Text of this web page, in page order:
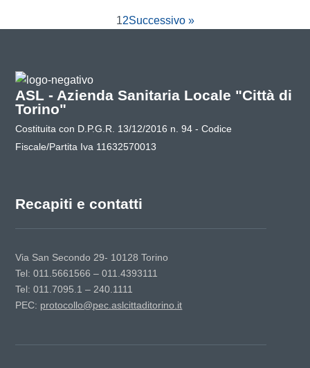
12Successivo »
ASL - Azienda Sanitaria Locale "Città di
Torino"
Costituita con D.P.G.R. 13/12/2016 n. 94 - Codice
Fiscale/Partita Iva 11632570013
Recapiti e contatti
Via San Secondo 29- 10128 Torino
Tel: 011.5661566 – 011.4393111
Tel: 011.7095.1 – 240.1111
PEC: protocollo@pec.aslcittaditorino.it